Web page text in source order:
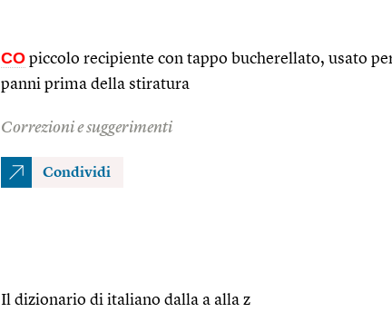
CO piccolo recipiente con tappo bucherellato, usato
panni prima della stiratura
Correzioni e suggerimenti
Condividi
Il dizionario di italiano dalla a alla z